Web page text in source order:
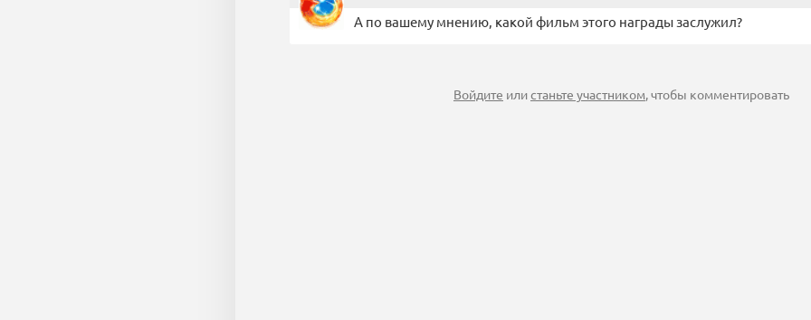
А по вашему мнению, какой фильм этого награды заслужил?
Войдите илистаньте участником, чтобы комментировать